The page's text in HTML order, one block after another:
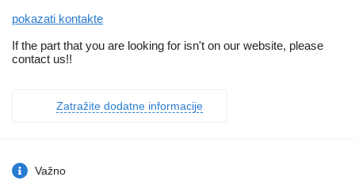
pokazati kontakte
If the part that you are looking for isn't on our website, please
contact us!!
Zatražite dodatne informacije
Važno